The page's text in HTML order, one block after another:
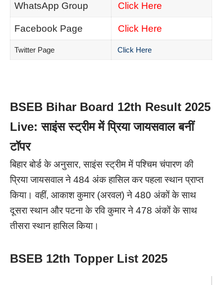
WhatsApp Group Click Here
Facebook Page Click Here
Twitter Page Click Here
BSEB Bihar Board 12th Result 2025
Live: साइंस स्ट्रीम में प्रिया जायसवाल बनीं
टॉपर
बिहार बोर्ड के अनुसार, साइंस स्ट्रीम में पश्चिम चंपारण की
प्रिया जायसवाल ने 484 अंक हासिल कर पहला स्थान प्राप्त
किया। वहीं, आकाश कुमार (अरवल) ने 480 अंकों के साथ
दूसरा स्थान और पटना के रवि कुमार ने 478 अंकों के साथ
तीसरा स्थान हासिल किया।
BSEB 12th Topper List 2025